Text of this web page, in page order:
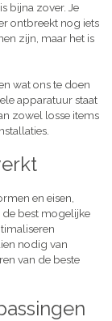
bijna zover. Je
ontbreekt nog iets
zijn, maar het is
wat ons te doen
apparatuur staat
zowel losse items
en eisen,
de best mogelijke
nodig van
van de beste